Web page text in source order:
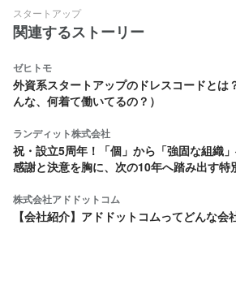
スタートアップ
関連するストーリー
ゼヒトモ
外資系スタートアップのドレスコードとは
んな、何着て働いてるの？）
ランディット株式会社
祝・設立5周年！「個」から「強固な組織
感謝と決意を胸に、次の10年へ踏み出す特
株式会社アドドットコム
【会社紹介】アドドットコムってどんな会